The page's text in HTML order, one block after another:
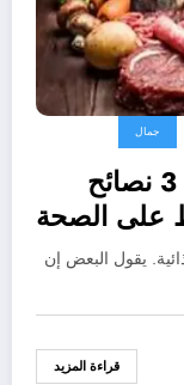
جمال
البروتين في نظامك الغذائي: 3 نصائح
على الصحة
يقول البعض إن
قراءة المزيد